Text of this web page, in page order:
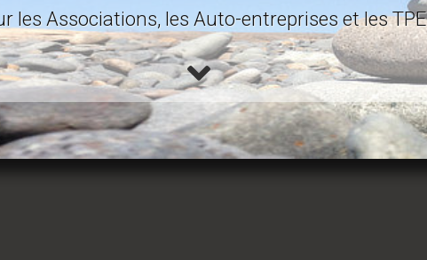
les Associations, les Auto-entreprises et les TPE